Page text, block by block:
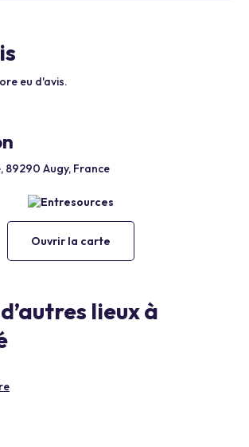
eu d'avis.
89290 Augy, France
Ouvrir la carte
lieux à